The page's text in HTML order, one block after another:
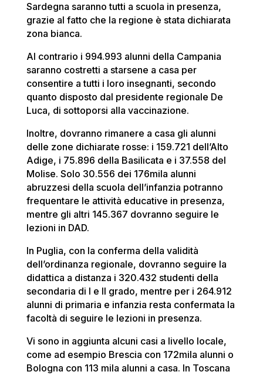
Sardegna saranno tutti a scuola in presenza,
grazie al fatto che la regione è stata dichiarata
zona bianca.
Al contrario i 994.993 alunni della Campania
saranno costretti a starsene a casa per
consentire a tutti i loro insegnanti, secondo
quanto disposto dal presidente regionale De
Luca, di sottoporsi alla vaccinazione.
Inoltre, dovranno rimanere a casa gli alunni
delle zone dichiarate rosse: i 159.721 dell’Alto
Adige, i 75.896 della Basilicata e i 37.558 del
Molise. Solo 30.556 dei 176mila alunni
abruzzesi della scuola dell’infanzia potranno
frequentare le attività educative in presenza,
mentre gli altri 145.367 dovranno seguire le
lezioni in DAD.
In Puglia, con la conferma della validità
dell’ordinanza regionale, dovranno seguire la
didattica a distanza i 320.432 studenti della
secondaria di I e II grado, mentre per i 264.912
alunni di primaria e infanzia resta confermata la
facoltà di seguire le lezioni in presenza.
Vi sono in aggiunta alcuni casi a livello locale,
come ad esempio Brescia con 172mila alunni o
Bologna con 113 mila alunni a casa. In Toscana